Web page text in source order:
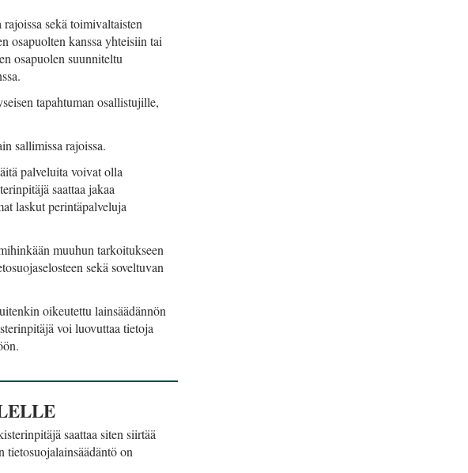
sekä toimivaltaisten
osapuolten kanssa yhteisiin tai
osapuolen suunniteltu
tapahtuman osallistujille,
sallimissa rajoissa.
palveluita voivat olla
saattaa jakaa
laskut perintäpalveluja
muuhun tarkoitukseen
sekä soveltuvan
oikeutettu lainsäädännön
voi luovuttaa tietoja
saattaa siten siirtää
on